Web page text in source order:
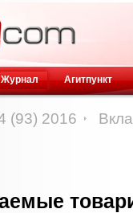
Журнал Агитпункт
(93) 2016